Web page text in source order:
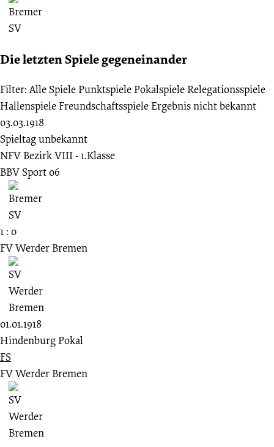
Die letzten Spiele gegeneinander
Filter: Alle SpielePunktspielePokalspieleRelegationsspiele
HallenspieleFreundschaftsspieleErgebnis nicht bekannt
03.03.1918
Spieltag unbekannt
NFV Bezirk VIII - 1.Klasse
BBV Sport 06
1 : 0
FV Werder Bremen
01.01.1918
Hindenburg Pokal
FS
FV Werder Bremen